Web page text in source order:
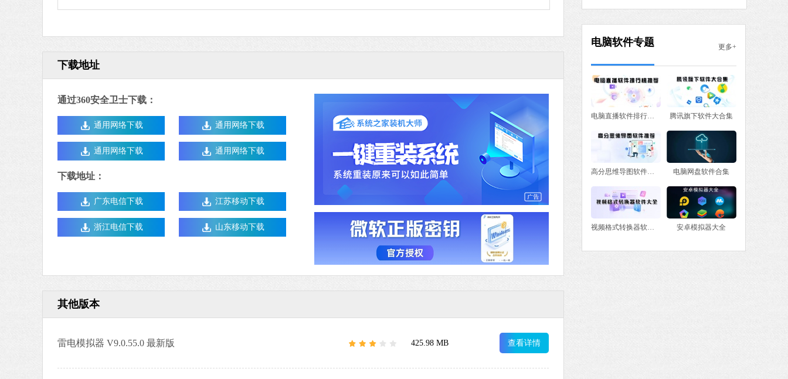
下载地址
通过360安全卫士下载：
通用网络下载 通用网络下载
通用网络下载 通用网络下载
下载地址：
广东电信下载 江苏移动下载
浙江电信下载 山东移动下载
其他版本
雷电模拟器 V9.0.55.0 最新版 425.98 MB 查看详情
电脑软件专题 更多+
电脑直播软件排行榜推荐 腾讯旗下软件大合集
高分思维导图软件推荐 电脑网盘软件合集
视频格式转换器软件大全 安卓模拟器大全